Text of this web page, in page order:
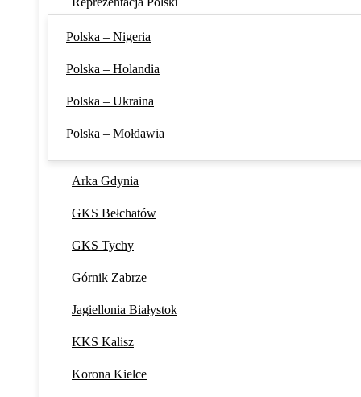
Polska – Nigeria
Polska – Holandia
Polska – Ukraina
Polska – Mołdawia
Arka Gdynia
GKS Bełchatów
GKS Tychy
Górnik Zabrze
Jagiellonia Białystok
KKS Kalisz
Korona Kielce